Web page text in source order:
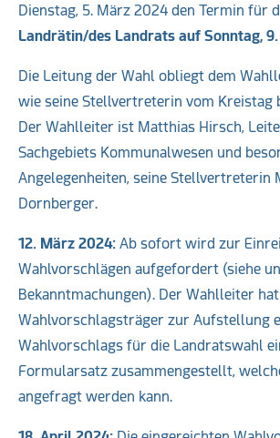
Dienstag, 5. März 2024 den Termin für
Landrätin/des Landrats auf Sonntag,
Die Leitung der Wahl obliegt dem
wie seine Stellvertreterin vom Kreistag
Der Wahlleiter ist Matthias Hirsch,
Sachgebiets Kommunalwesen und
Angelegenheiten, seine Stellvertreterin
Dornberger.
12. März 2024: Ab sofort wird zur
Wahlvorschlägen aufgefordert (siehe
Bekanntmachungen). Der Wahlleiter
Wahlvorschlagsträger zur Aufstellung
Wahlvorschlags für die Landratswahl
Formularsatz zusammengestellt,
angefragt werden kann.